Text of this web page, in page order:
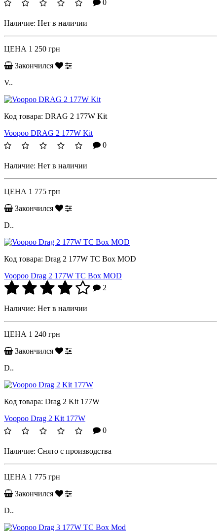
0
Наличие: Нет в наличии
ЦЕНА 1 250 грн
Закончился
V..
Код товара: DRAG 2 177W Kit
Voopoo DRAG 2 177W Kit
0
Наличие: Нет в наличии
ЦЕНА 1 775 грн
Закончился
D..
Код товара: Drag 2 177W TC Box MOD
Voopoo Drag 2 177W TC Box MOD
2
Наличие: Нет в наличии
ЦЕНА 1 240 грн
Закончился
D..
Код товара: Drag 2 Kit 177W
Voopoo Drag 2 Kit 177W
0
Наличие: Снято с производства
ЦЕНА 1 775 грн
Закончился
D..